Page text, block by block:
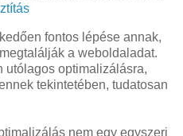
fontos lépése annak,
a weboldaladat.
utólagos optimalizálásra,
tekintetében, tudatosan
nem egy egyszeri